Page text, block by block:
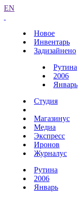
EN
Новое
Инвентарь
Задизайнено
Рутина
2006
Январь
Студия
Магазинус
Медиа
Экспресс
Иронов
Журналус
Рутина
2006
Январь